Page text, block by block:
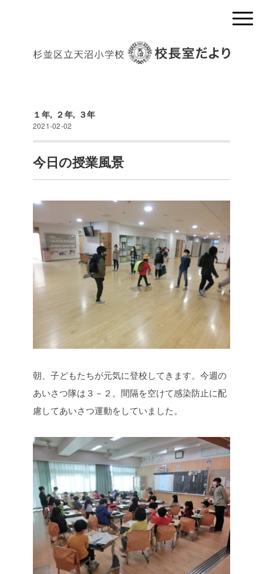
１年, ２年, ３年
2021-02-02
今日の授業風景
朝、子どもたちが元気に登校してきます。今週の
あいさつ隊は３－２。間隔を空けて感染防止に配
慮してあいさつ運動をしていました。